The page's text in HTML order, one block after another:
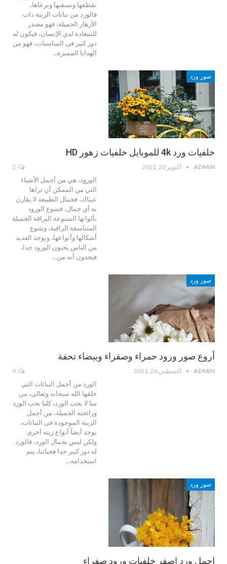
نقطفها ونسقيها ونرعاها،
فالورد من نباتات الزينة ذات
الأزهار الجميلة، فهو مصدر
للسعادة لدي الإنسان، فيكون له
دور كبير في المناسبات، فهو من
الهدايا المميزة…
صور ورد
خلفيات ورد 4k للموبايل خلفيات زهور HD
ADMIN أكتوبر 20, 2021
الورود، هي من أجمل الأشياء
التي من الممكن أن تراها
عيناك، فجمال الطبيعة لا يقارن
به أي جمال، فتتنوع الورود
بألوانها المتنوعة البراقة الجميلة
المتناسقة الراقية، وتتنوع
أشكالها وأنواعها، ويوجد العديد
من الناس يحبون الورود جدا،
فيجدون أنه من…
صور ورد
أروع صور ورود حمراء وصفراء وبيضاء تحفة
ADMIN أغسطس 26, 2021
الورد من أجمل النباتات التي
خلقها الله سبحانه وتعالى، من
منا لا يحب الورد، كلنا نحب الورد
ورائحته الجميلة، من أجمل
الزينة الموجودة في النباتات،
يوجد أيضاً أنواع زينه أخرى
ولكن ليس بجمال الورد، فالورد
له دور كبير جدا فحياتنا، يتم
استخدامه…
صور ورد
اجمل ورد اصفر خلفيات ورود صفراء